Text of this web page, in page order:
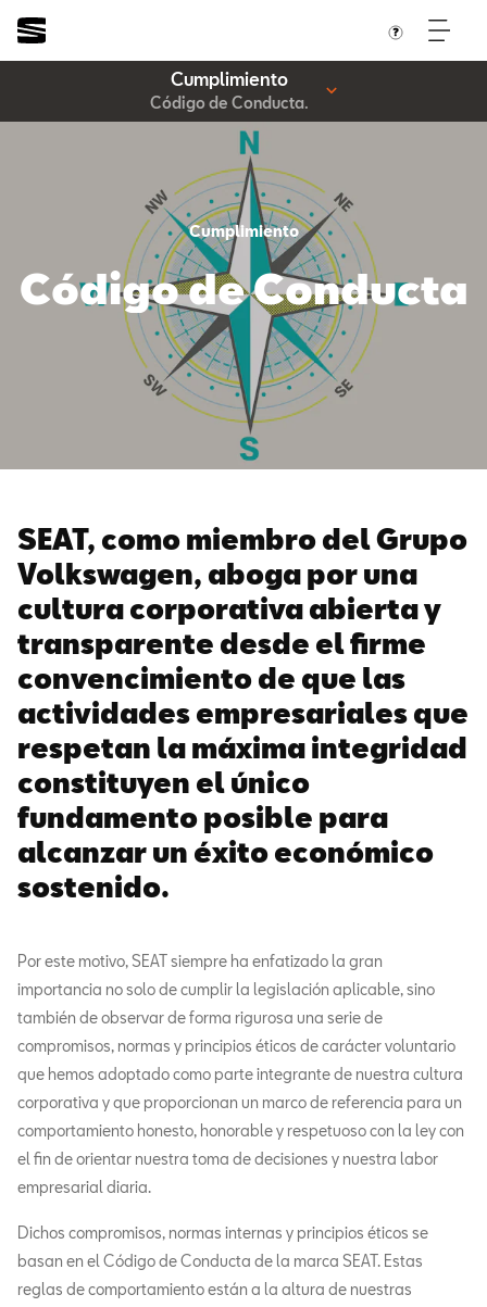
Cumplimiento
Código de Conducta.
Cumplimiento
Código de Conducta
SEAT, como miembro del Grupo
Volkswagen, aboga por una
cultura corporativa abierta y
transparente desde el firme
convencimiento de que las
actividades empresariales que
respetan la máxima integridad
constituyen el único
fundamento posible para
alcanzar un éxito económico
sostenido.
Por este motivo, SEAT siempre ha enfatizado la gran
importancia no solo de cumplir la legislación aplicable, sino
también de observar de forma rigurosa una serie de
compromisos, normas y principios éticos de carácter voluntario
que hemos adoptado como parte integrante de nuestra cultura
corporativa y que proporcionan un marco de referencia para un
comportamiento honesto, honorable y respetuoso con la ley con
el fin de orientar nuestra toma de decisiones y nuestra labor
empresarial diaria.
Dichos compromisos, normas internas y principios éticos se
basan en el Código de Conducta de la marca SEAT. Estas
reglas de comportamiento están a la altura de nuestras